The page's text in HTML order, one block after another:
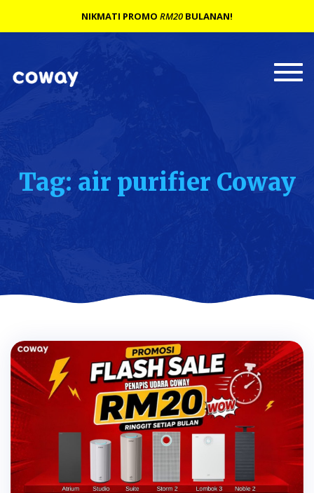
Tag: air purifier Coway
NIKMATI PROMO RM20 BULANAN!